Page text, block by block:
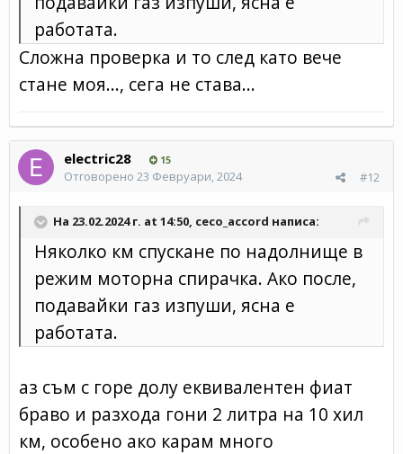
работата.
Сложна проверка и то след като вече
стане моя..., сега не става...
electric28 15
#12
Отговорено 23 Февруари, 2024
На 23.02.2024 г. at 14:50, ceco_accord написа:
Няколко км спускане по надолнище в
режим моторна спирачка. Ако после,
подавайки газ изпуши, ясна е
работата.
аз съм с горе долу еквивалентен фиат
браво и разхода гони 2 литра на 10 хил
км, особено ако карам много